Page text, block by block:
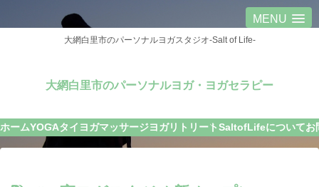
MENU
大網白里市のパーソナルヨガスタジオ-Salt of Life-
大網白里市のパーソナルヨガ・ヨガセラピー
ホームYOGAタイヨガマッサージヨガリトリートSaltofLifeについてお